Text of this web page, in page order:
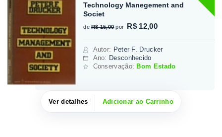
Technology Manegement and
Societ
de R$ 15,00 por R$ 12,00
Autor: Peter F. Drucker
Ano: Desconhecido
Conservação: Bom Estado
Ver detalhes Adicionar ao Carrinho